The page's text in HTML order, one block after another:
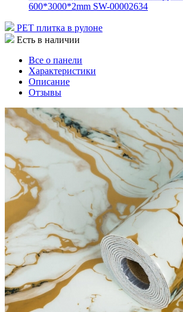
600*3000*2mm SW-00002634
РЕТ плитка в рулоне
Есть в наличии
Все о панели
Характеристики
Описание
Отзывы